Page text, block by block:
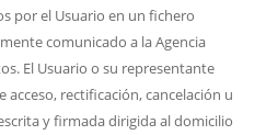
por el Usuario en un fichero
comunicado a la Agencia
El Usuario o su representante
acceso, rectificación, cancelación u
y firmada dirigida al domicilio